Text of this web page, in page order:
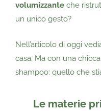
volumizzante che
un unico gesto?
Nell’articolo di oggi
casa. Ma con una
shampoo: quello che
Le materie